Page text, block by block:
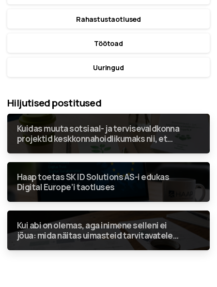
Rahastustaotlused
Töötoad
Uuringud
Hiljutised postitused
Kuidas muuta sotsiaal- ja tervisevaldkonna
projektid keskkonnahoidlikumaks nii, et
rohenõuded ei jääks vaid linnukeseks
Haap toetas SK ID Solutions AS-i edukas
Digital Europe’i taotluses
Kui abi on olemas, aga inimene selleni ei
jõua: mida näitas uimasteid tarvitavatele
inimestele suunatud teenuste analüüs?